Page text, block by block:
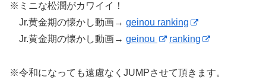
※ミニな松潤がカワイイ！
Jr.黄金期の懐かし動画→ geinou ranking
Jr.黄金期の懐かし動画→ geinou ranking
※令和になっても遠慮なくJUMPさせて頂きます。